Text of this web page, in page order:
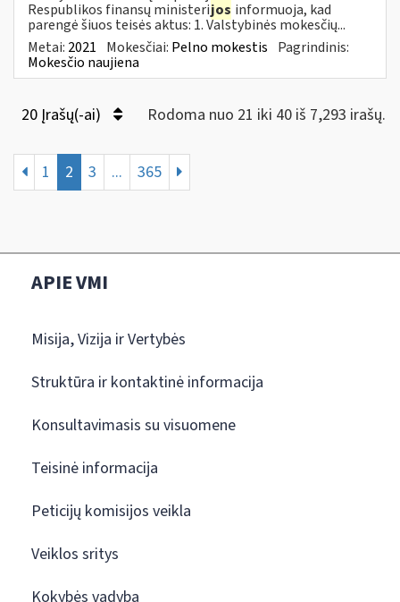
Respublikos finansų ministerijos informuoja, kad
parengė šiuos teisės aktus: 1. Valstybinės mokesčių...
Metai: 2021 Mokesčiai: Pelno mokestis Pagrindinis:
Mokesčio naujiena
20 Įrašų(-ai) Rodoma nuo 21 iki 40 iš 7,293 irašų.
1 2 3 ... 365
APIE VMI
Misija, Vizija ir Vertybės
Struktūra ir kontaktinė informacija
Konsultavimasis su visuomene
Teisinė informacija
Peticijų komisijos veikla
Veiklos sritys
Kokybės vadyba